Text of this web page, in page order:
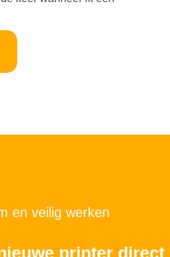
en veilig werken
printer direct